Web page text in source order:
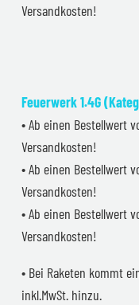
Versandkosten!
Feuerwerk 1.4G
• Ab einen Bestellwert
Versandkosten!
• Ab einen Bestellwert
Versandkosten!
• Ab einen Bestellwert
Versandkosten!
• Bei Raketen kommt
inkl.MwSt. hinzu.